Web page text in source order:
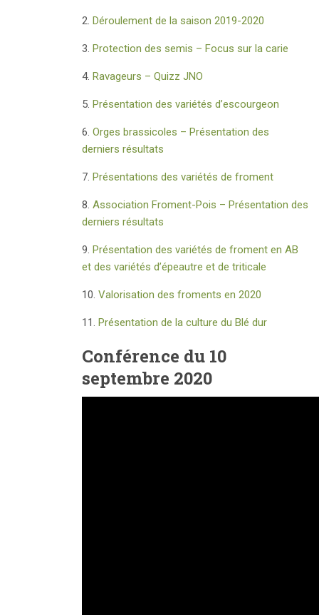
2. Déroulement de la saison 2019-2020
3. Protection des semis – Focus sur la carie
4. Ravageurs – Quizz JNO
5. Présentation des variétés d’escourgeon
6. Orges brassicoles – Présentation des
derniers résultats
7. Présentations des variétés de froment
8. Association Froment-Pois – Présentation des
derniers résultats
9. Présentation des variétés de froment en AB
et des variétés d’épeautre et de triticale
10. Valorisation des froments en 2020
11. Présentation de la culture du Blé dur
Conférence du 10
septembre 2020